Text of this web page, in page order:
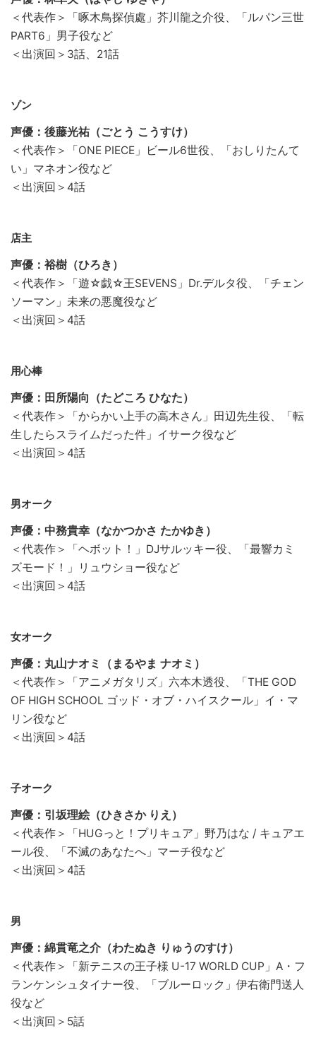
＜代表作＞「啄木鳥探偵處」芥川龍之介役、「ルパン三世
PART6」男子役など
＜出演回＞3話、21話
ゾン
声優：後藤光祐（ごとう こうすけ）
＜代表作＞「ONE PIECE」ビール6世役、「おしりたんて
い」マネオン役など
＜出演回＞4話
店主
声優：裕樹（ひろき）
＜代表作＞「遊☆戯☆王SEVENS」Dr.デルタ役、「チェン
ソーマン」未来の悪魔役など
＜出演回＞4話
用心棒
声優：田所陽向（たどころ ひなた）
＜代表作＞「からかい上手の高木さん」田辺先生役、「転
生したらスライムだった件」イサーク役など
＜出演回＞4話
男オーク
声優：中務貴幸（なかつかさ たかゆき）
＜代表作＞「ヘボット！」DJサルッキー役、「最響カミ
ズモード！」リュウショー役など
＜出演回＞4話
女オーク
声優：丸山ナオミ（まるやま ナオミ）
＜代表作＞「アニメガタリズ」六本木透役、「THE GOD
OF HIGH SCHOOL ゴッド・オブ・ハイスクール」イ・マ
リン役など
＜出演回＞4話
子オーク
声優：引坂理絵（ひきさか りえ）
＜代表作＞「HUGっと！プリキュア」野乃はな / キュアエ
ール役、「不滅のあなたへ」マーチ役など
＜出演回＞4話
男
声優：綿貫竜之介（わたぬき りゅうのすけ）
＜代表作＞「新テニスの王子様 U-17 WORLD CUP」A・フ
ランケンシュタイナー役、「ブルーロック」伊右衛門送人
役など
＜出演回＞5話